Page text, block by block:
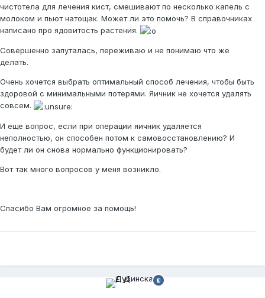
чистотела для лечения кист, смешивают по несколько капель с
молоком и пьют натощак. Может ли это помочь? В справочниках
написано про ядовитость растения.
Совершенно запуталась, переживаю и не понимаю что же
делать.
Очень хочется выбрать оптимальный способ лечения, чтобы быть
здоровой с минимальными потерями. Яичник не хочется удалять
совсем.
И еще вопрос, если при операции яичник удаляется
неполностью, он способен потом к самовосстановлению? И
будет ли он снова нормально функционировать?
Вот так много вопросов у меня возникло.
Спасибо Вам огромное за помощь!